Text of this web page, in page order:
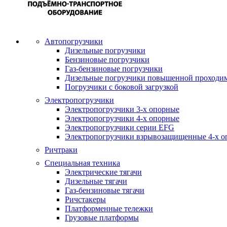
Автопогрузчики
Дизельные погрузчики
Бензиновые погрузчики
Газ-бензиновые погрузчики
Дизельные погрузчики повышенной
Погрузчики с боковой загрузкой
Электропогрузчики
Электропогрузчики 3-х опорные
Электропогрузчики 4-х опорные
Электропогрузчики серии EFG
Электропогрузчики взрывозащищенные 4-х
Ричтраки
Специальная техника
Электрические тягачи
Дизельные тягачи
Газ-бензиновые тягачи
Ричстакеры
Платформенные тележки
Грузовые платформы